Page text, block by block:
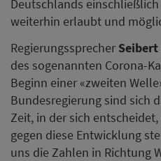
Deutschlands
weiterhin erlaubt und
Regierungssprecher Seibert
des sogenannten Corona-
Beginn einer «zweiten
Bundesregierung sind sich
Zeit, in der sich
gegen diese Entwicklung
uns die Zahlen in Richtung